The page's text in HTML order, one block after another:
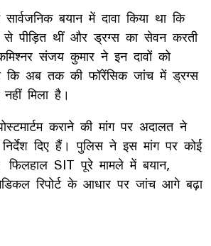
बयान में दावा किया था कि
से पीड़ित थीं और ड्रग्स का सेवन करती
संजय कुमार ने इन दावों को
कि अब तक की फॉरेंसिक जांच में ड्रग्स
मिला है।
कराने की मांग पर अदालत ने
दिए हैं। पुलिस ने इस मांग पर कोई
फिलहाल SIT पूरे मामले में बयान,
रिपोर्ट के आधार पर जांच आगे बढ़ा